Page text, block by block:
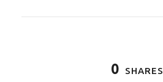
0 SHARES